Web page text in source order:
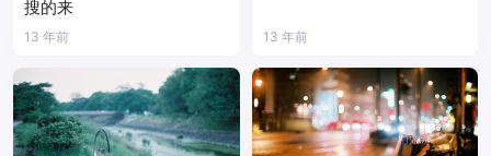
搜的来
13 年前 13 年前